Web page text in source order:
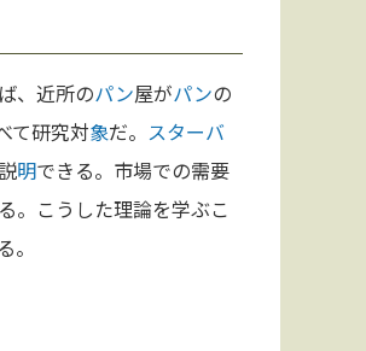
、近所のパン屋がパンの
て研究対象だ。 スターバ
明できる。市場での需要
。こうした理論を学ぶこ